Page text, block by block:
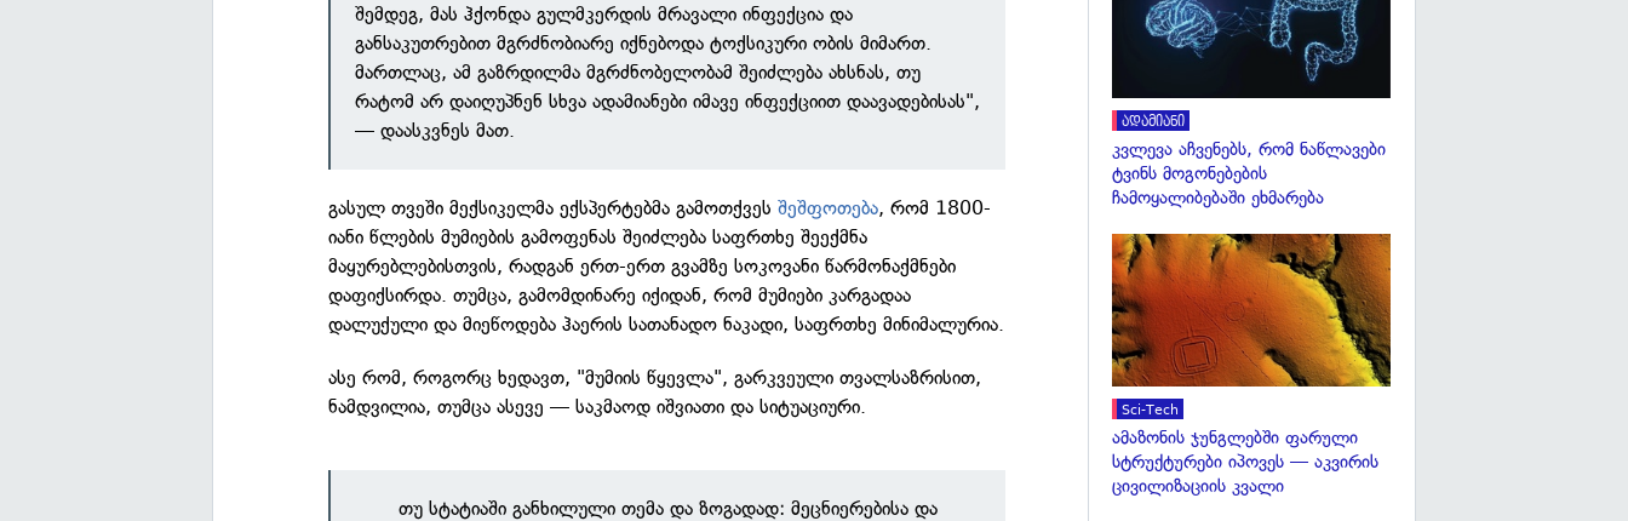
შემდეგ, მას ჰქონდა გულმკერდის მრავალი ინფექცია და
განსაკუთრებით მგრძნობიარე იქნებოდა ტოქსიკური ობის მიმართ.
მართლაც, ამ გაზრდილმა მგრძნობელობამ შეიძლება ახსნას, თუ
რატომ არ დაიღუპნენ სხვა ადამიანები იმავე ინფექციით დაავადებისას",
— დაასკვნეს მათ.
გასულ თვეში მექსიკელმა ექსპერტებმა გამოთქვესშეშფოთება, რომ 1800-
იანი წლების მუმიების გამოფენას შეიძლება საფრთხე შეექმნა
მაყურებლებისთვის, რადგან ერთ-ერთ გვამზე სოკოვანი წარმონაქმნები
დაფიქსირდა. თუმცა, გამომდინარე იქიდან, რომ მუმიები კარგადაა
დალუქული და მიეწოდება ჰაერის სათანადო ნაკადი, საფრთხე მინიმალურია.
ასე რომ, როგორც ხედავთ, "მუმიის წყევლა", გარკვეული თვალსაზრისით,
ნამდვილია, თუმცა ასევე — საკმაოდ იშვიათი და სიტუაციური.
თუ სტატიაში განხილული თემა და ზოგადად: მეცნიერებისა და
ადამიანი
კვლევა აჩვენებს, რომ ნაწლავები
ტვინს მოგონებების
ჩამოყალიბებაში ეხმარება
Sci-Tech
ამაზონის ჯუნგლებში ფარული
სტრუქტურები იპოვეს — აკვირის
ცივილიზაციის კვალი